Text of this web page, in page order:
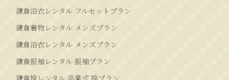
鎌倉浴衣レンタル フルセットプラン
鎌倉着物レンタル メンズプラン
鎌倉浴衣レンタル メンズプラン
鎌倉振袖レンタル 振袖プラン